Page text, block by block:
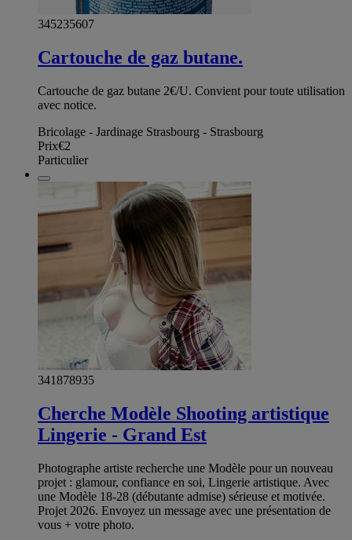
345235607
Cartouche de gaz butane.
Cartouche de gaz butane 2€/U. Convient pour toute utilisation
avec notice.
Bricolage - Jardinage Strasbourg - Strasbourg
Prix€2
Particulier
341878935
Cherche Modèle Shooting artistique
Lingerie - Grand Est
Photographe artiste recherche une Modèle pour un nouveau
projet : glamour, confiance en soi, Lingerie artistique. Avec
une Modèle 18-28 (débutante admise) sérieuse et motivée.
Projet 2026. Envoyez un message avec une présentation de
vous + votre photo.